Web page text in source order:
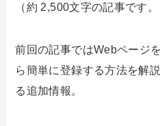
（約 2,500文字の記事です
前回の記事ではWebページ
ら簡単に登録する方法を解
る追加情報。